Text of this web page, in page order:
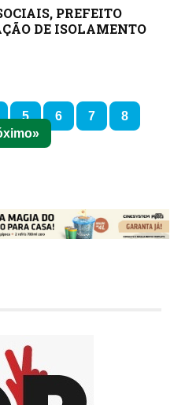
PREFEITO
DE ISOLAMENTO
5 6 7
8